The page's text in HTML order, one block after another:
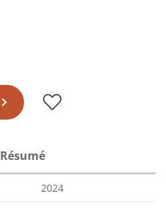
Résumé
2024